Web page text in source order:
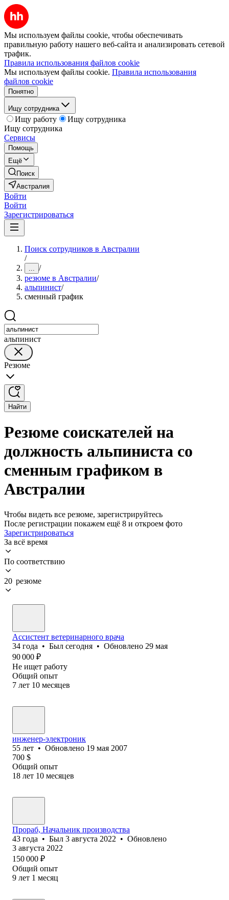
Мы используем файлы cookie, чтобы обеспечивать
правильную работу нашего веб-сайта и анализировать сетевой
трафик.
Правила использования файлов cookie
Мы используем файлы cookie. Правила использования
файлов cookie
Понятно
Ищу сотрудника
Ищу работу
Ищу сотрудника
Ищу сотрудника
Сервисы
Помощь
Ещё
Поиск
Австралия
Войти
Войти
Зарегистрироваться
Поиск сотрудников в Австралии
/
... /
резюме в Австралии/
альпинист/
сменный график
альпинист
Резюме
Найти
Резюме соискателей на
должность альпиниста со
сменным графиком в
Австралии
Чтобы видеть все резюме, зарегистрируйтесь
После регистрации покажем ещё 8 и откроем фото
Зарегистрироваться
За всё время
По соответствию
20 резюме
Ассистент ветеринарного врача
34 года • Был сегодня • Обновлено 29 мая
90 000 ₽
Не ищет работу
Общий опыт
7 лет 10 месяцев
инженер-электроник
55 лет • Обновлено 19 мая 2007
700 $
Общий опыт
18 лет 10 месяцев
Прораб, Начальник производства
43 года • Был 3 августа 2022 • Обновлено
3 августа 2022
150 000 ₽
Общий опыт
9 лет 1 месяц